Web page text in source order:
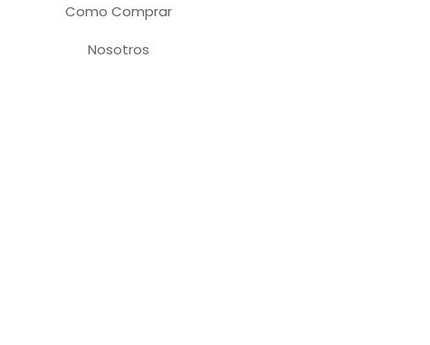
Como Comprar
Nosotros